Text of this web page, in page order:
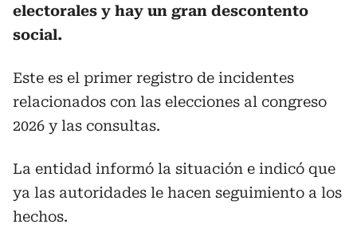
electorales y hay un gran descontento
social.
Este es el primer registro de incidentes
relacionados con las elecciones al congreso
2026 y las consultas.
La entidad informó la situación e indicó que
ya las autoridades le hacen seguimiento a los
hechos.